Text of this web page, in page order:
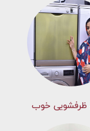
ظرفشویی خوب